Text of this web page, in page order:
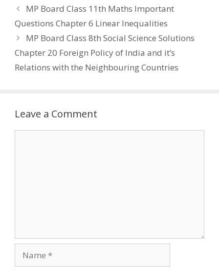
MP Board Class 11th Maths Important
Questions Chapter 6 Linear Inequalities
MP Board Class 8th Social Science Solutions
Chapter 20 Foreign Policy of India and it’s
Relations with the Neighbouring Countries
Leave a Comment